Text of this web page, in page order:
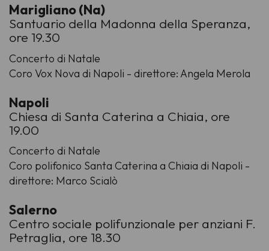
Marigliano (Na)
Santuario della Madonna della Speranza,
ore 19.30
Concerto di Natale
Coro Vox Nova di Napoli - direttore: Angela Merola
Napoli
Chiesa di Santa Caterina a Chiaia, ore
19.00
Concerto di Natale
Coro polifonico Santa Caterina a Chiaia di Napoli -
direttore: Marco Scialò
Salerno
Centro sociale polifunzionale per anziani F.
Petraglia, ore 18.30